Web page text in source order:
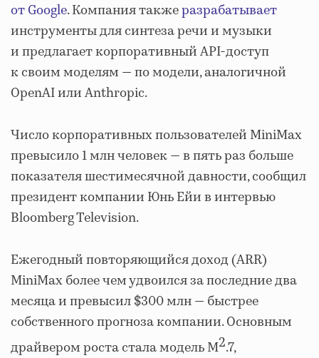
от Google. Компания такжеразрабатывает
инструменты для синтеза речи и музыки
и предлагает корпоративный API-доступ
к своим моделям — по модели, аналогичной
OpenAI или Anthropic.
Число корпоративных пользователей MiniMax
превысило 1 млн человек — в пять раз больше
показателя шестимесячной давности, сообщил
президент компании Юнь Ейи в интервью
Bloomberg Television.
Ежегодный повторяющийся доход (ARR)
MiniMax более чем удвоился за последние два
месяца и превысил $300 млн — быстрее
собственного прогноза компании. Основным
драйвером роста стала модель M2.7,